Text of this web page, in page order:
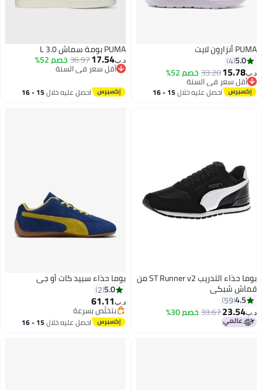
PUMA أنزارون لايت
5.0
4
د.ب‏15.78
33.20خصم 52%
أقل سعر في السنة
أقل سعر في السنة
احصل عليه خلال 15 - 16
PUMA بومة سماش 3.0 L
د.ب‏17.54
36.97خصم 52%
أقل سعر في السنة
أقل سعر في السنة
احصل عليه خلال 15 - 16
بوما حذاء التدريب ST Runner v2 من
قماش شبكي
4.5
59
د.ب‏23.54
33.67خصم 30%
بوما حذاء سبيد كات أو جي
5.0
2
د.ب‏61.11
بتخلّص بسرعة
بتخلّص بسرعةاحصل عليه خلال 15 - 16